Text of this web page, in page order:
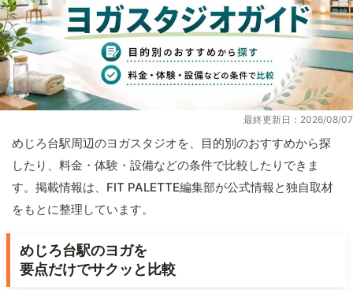
最終更新日：2026/08/07
めじろ台駅周辺のヨガスタジオを、目的別のおすすめから探
したり、料金・体験・設備などの条件で比較したりできま
す。掲載情報は、FIT PALETTE編集部が公式情報と独自取材
をもとに整理しています。
めじろ台駅のヨガを
要点だけでサクッと比較